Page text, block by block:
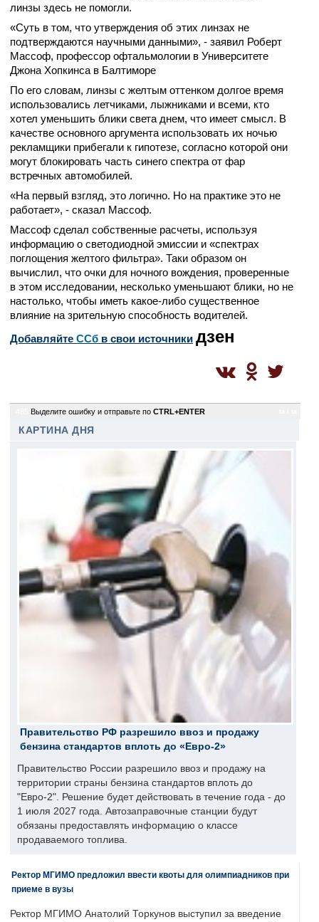
линзы здесь не помогли.
«Суть в том, что утверждения об этих линзах не
подтверждаются научными данными», - заявил Роберт
Массоф, профессор офтальмологии в Университете
Джона Хопкинса в Балтиморе
По его словам, линзы с желтым оттенком долгое время
использовались летчиками, лыжниками и всеми, кто
хотел уменьшить блики света днем, что имеет смысл. В
качестве основного аргумента использовать их ночью
рекламщики прибегали к гипотезе, согласно которой они
могут блокировать часть синего спектра от фар
встречных автомобилей.
«На первый взгляд, это логично. Но на практике это не
работает», - сказал Массоф.
Массоф сделал собственные расчеты, используя
информацию о светодиодной эмиссии и «спектрах
поглощения желтого фильтра». Таки образом он
вычислил, что очки для ночного вождения, проверенные
в этом исследовании, несколько уменьшают блики, но не
настолько, чтобы иметь какое-либо существенное
влияние на зрительную способность водителей.
Добавляйте CСб в свои источники дзен
Выделите ошибку и отправьте по CTRL+ENTER
КАРТИНА ДНЯ
Правительство РФ разрешило ввоз и продажу
бензина стандартов вплоть до «Евро-2»
Правительство России разрешило ввоз и продажу на
территории страны бензина стандартов вплоть до
"Евро-2". Решение будет действовать в течение года - до
1 июля 2027 года. Автозаправочные станции будут
обязаны предоставлять информацию о классе
продаваемого топлива.
Ректор МГИМО предложил ввести квоты для олимпиадников при
приеме в вузы
Ректор МГИМО Анатолий Торкунов выступил за введение